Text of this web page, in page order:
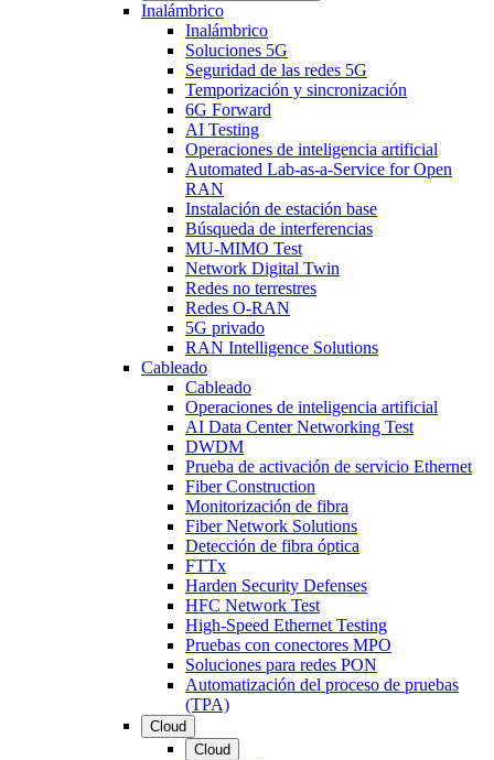
Inalámbrico
Inalámbrico
Soluciones 5G
Seguridad de las redes 5G
Temporización y sincronización
6G Forward
AI Testing
Operaciones de inteligencia artificial
Automated Lab-as-a-Service for Open
RAN
Instalación de estación base
Búsqueda de interferencias
MU-MIMO Test
Network Digital Twin
Redes no terrestres
Redes O-RAN
5G privado
RAN Intelligence Solutions
Cableado
Cableado
Operaciones de inteligencia artificial
AI Data Center Networking Test
DWDM
Prueba de activación de servicio Ethernet
Fiber Construction
Monitorización de fibra
Fiber Network Solutions
Detección de fibra óptica
FTTx
Harden Security Defenses
HFC Network Test
High-Speed Ethernet Testing
Pruebas con conectores MPO
Soluciones para redes PON
Automatización del proceso de pruebas
(TPA)
Cloud
Cloud